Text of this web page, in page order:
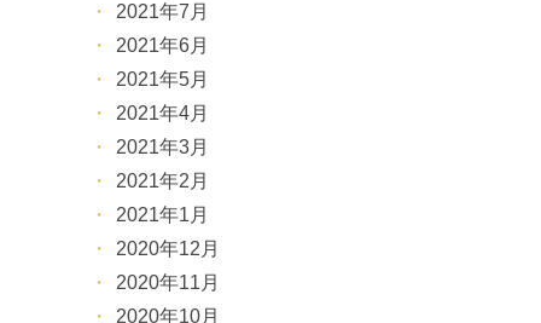
2021年7月
2021年6月
2021年5月
2021年4月
2021年3月
2021年2月
2021年1月
2020年12月
2020年11月
2020年10月